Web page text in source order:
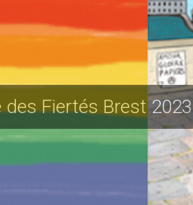
des Fiertés Brest 2023